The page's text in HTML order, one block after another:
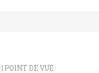
| POINT DE VUE